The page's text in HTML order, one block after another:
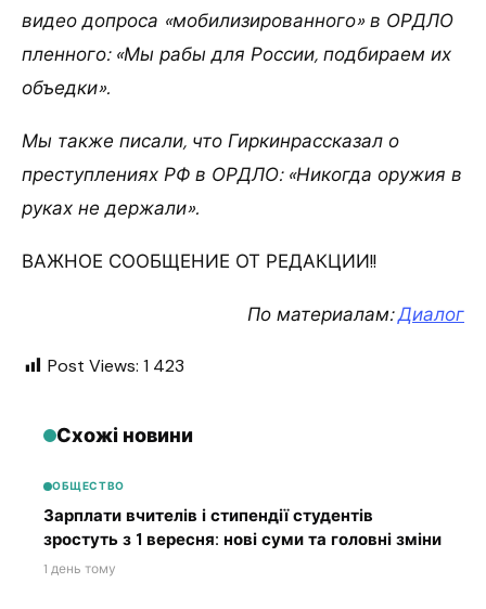
видео допроса «мобилизированного» в ОРДЛО
пленного: «Мы рабы для России, подбираем их
объедки».
Мы также писали, что Гиркинрассказал о
преступлениях РФ в ОРДЛО: «Никогда оружия в
руках не держали».
ВАЖНОЕ СООБЩЕНИЕ ОТ РЕДАКЦИИ!!
По материалам:Диалог
Post Views: 1 423
Схожі новини
ОБЩЕСТВО
Зарплати вчителів і стипендії студентів
зростуть з 1 вересня: нові суми та головні зміни
1 день тому